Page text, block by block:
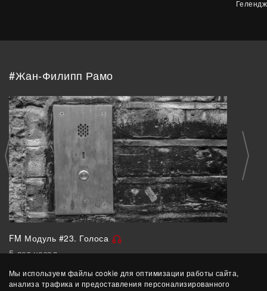
Мы используем файлы cookie для оптимизации работы сайта,
анализа трафика и предоставления персонализированного
#Жан-Филипп Рамо
FM Модуль #23. Голоса
5 лет назад